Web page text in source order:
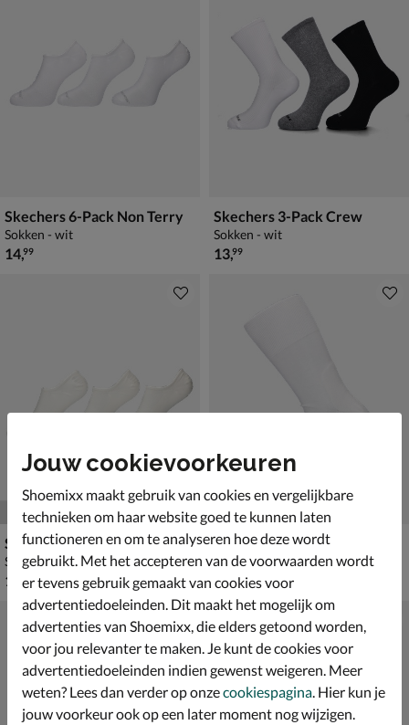
Skechers 6-Pack Non Terry
Sokken - wit
€ 14,99
14,99
Skechers 3-Pack Crew
Sokken - wit
€ 13,99
13,99
Skechers 3-Pack Sneakersokken
Sokken - wit
€ 12,99
12 ,99
FALKE Run
Sokken - wit
€ 15,99
15,99
Jouw cookievoorkeuren
Shoemixx maakt gebruik van cookies en vergelijkbare
technieken om haar website goed te kunnen laten
functioneren en om te analyseren hoe deze wordt
gebruikt. Met het accepteren van de voorwaarden wordt
er tevens gebruik gemaakt van cookies voor
advertentiedoeleinden. Dit maakt het mogelijk om
advertenties van Shoemixx, die elders getoond worden,
voor jou relevanter te maken. Je kunt de cookies voor
advertentiedoeleinden indien gewenst weigeren. Meer
weten? Lees dan verder op onzecookiespagina. Hier kun je
jouw voorkeur ook op een later moment nog wijzigen.